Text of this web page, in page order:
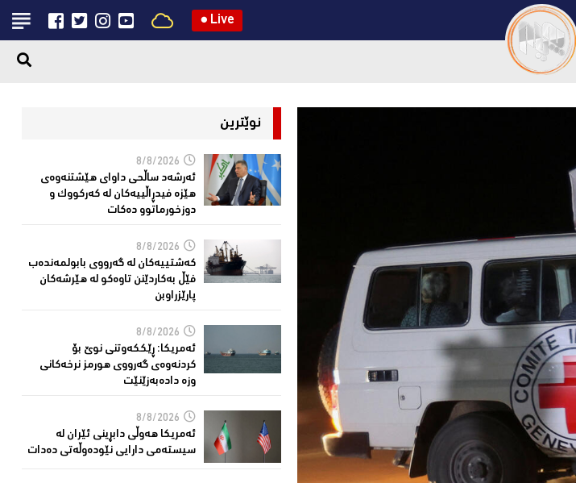
● Live
نوێترین
8/8/2026
ئەرشەد ساڵحی داواى هێشتنەوەى
هێزە فیدڕاڵییەکان لە كەركووك و
دوزخورماتوو دەکات
8/8/2026
کەشتییەکان لە گەرووى بابولمەندەب
فێڵ بەکاردێنن تاوەکو لە هێرشەکان
پارێزراوبن
8/8/2026
ئەمریكا: ڕێککەوتنى نوێ بۆ
كردنەوەی گەرووی هورمز نرخەكانی
وزە دادەبەزێنێت
8/8/2026
ئەمریکا هەوڵى دابڕینى ئێران لە
سیستەمی دارایی نێودەوڵەتی دەدات